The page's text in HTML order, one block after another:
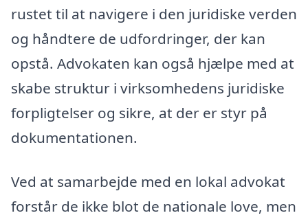
rustet til at navigere i den juridiske verden
og håndtere de udfordringer, der kan
opstå. Advokaten kan også hjælpe med at
skabe struktur i virksomhedens juridiske
forpligtelser og sikre, at der er styr på
dokumentationen.
Ved at samarbejde med en lokal advokat
forstår de ikke blot de nationale love, men